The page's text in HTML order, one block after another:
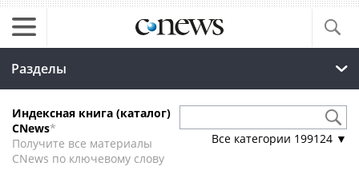
Разделы
Индексная книга (каталог)
CNews*
Получите все материалы
CNews по ключевому слову
Все категории 199124 ▼